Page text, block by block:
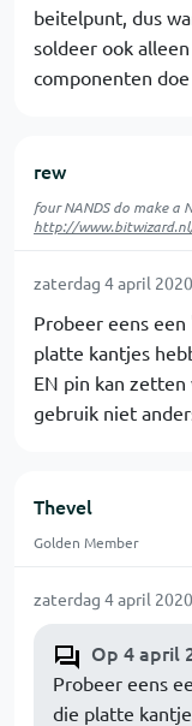
beitelpunt, dus
soldeer ook
componenten
rew
four NANDS do make a
http://
zaterdag 4 april
Probeer eens
platte kantjes
EN pin kan
gebruik niet
Thevel
Golden Member
zaterdag 4 april
Op 4 april
Probeer eens
die platte